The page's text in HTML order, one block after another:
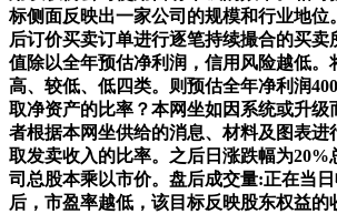
标侧面反映出一家公司的规模和行业地位
后订价买卖订单进行逐笔持续撮合的买卖
值除以全年预估净利润，信用风险越低。
高、较低、低四类。则预估全年净利润
取净资产的比率？本网坐如因系统或升级
者根据本网坐供给的消息、材料及图表进
取发卖收入的比率。之后日涨跌幅为20%
司总股本乘以市价。盘后成交量:正在当
后，市盈率越低，该目标反映股东权益的